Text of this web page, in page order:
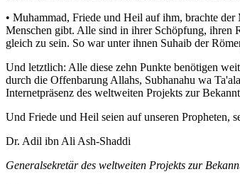
• Muhammad, Friede und Heil auf ihm, brachte
Menschen gibt. Alle sind in ihrer Schöpfung, ihren
gleich zu sein. So war unter ihnen Suhaib der
Und letztlich: Alle diese zehn Punkte benötigen
durch die Offenbarung Allahs, Subhanahu wa
Internetpräsenz des weltweiten Projekts zur
Und Friede und Heil seien auf unseren Propheten,
Dr. Adil ibn Ali Ash-Shaddi
Generalsekretär des weltweiten Projekts zur